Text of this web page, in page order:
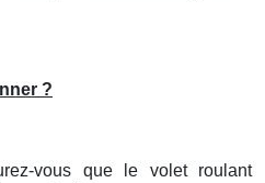
?
vous que le volet roulant